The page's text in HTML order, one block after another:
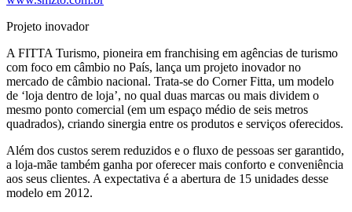
Projeto inovador
A FITTA Turismo, pioneira em franchising em agências de turismo
com foco em câmbio no País, lança um projeto inovador no
mercado de câmbio nacional. Trata-se do Corner Fitta, um modelo
de ‘loja dentro de loja’, no qual duas marcas ou mais dividem o
mesmo ponto comercial (em um espaço médio de seis metros
quadrados), criando sinergia entre os produtos e serviços oferecidos.
Além dos custos serem reduzidos e o fluxo de pessoas ser garantido,
a loja-mãe também ganha por oferecer mais conforto e conveniência
aos seus clientes. A expectativa é a abertura de 15 unidades desse
modelo em 2012.